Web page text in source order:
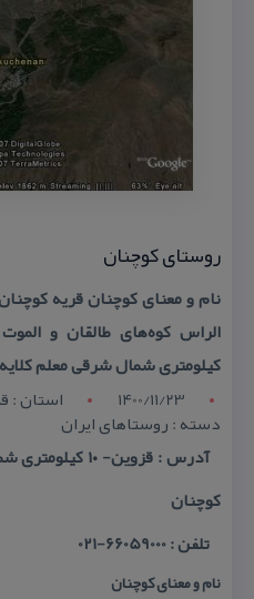
روستای كوچنان
نام و معنای كوچنان قریه
كیلومتری شمال شرقی معلم
1400/11/23
استان :
دسته : روستاهای ایران
آدرس : قزوین-
كوچنان
تلفن : 66059000-021
نام و معنای كوچنان